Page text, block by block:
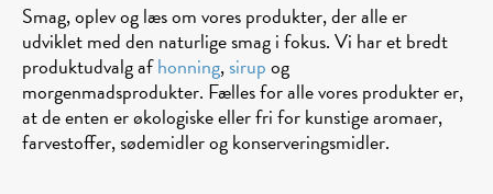
Smag, oplev og læs om vores produkter, der alle er
udviklet med den naturlige smag i fokus. Vi har et bredt
produktudvalg afhonning,sirupog
morgenmadsprodukter. Fælles for alle vores produkter er,
at de enten er økologiske eller fri for kunstige aromaer,
farvestoffer, sødemidler og konserveringsmidler.